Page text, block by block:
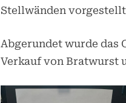
Stellwänden
Abgerundet wurde das
Verkauf von Bratwurst